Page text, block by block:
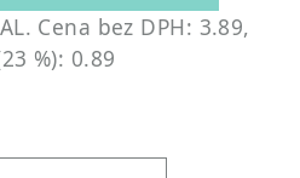
Cena bez DPH: 3.89,
%): 0.89